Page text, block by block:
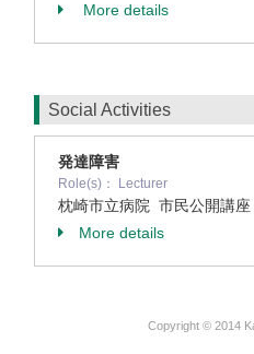
More details
Social Activities
発達障害
Role(s)： Lecturer
枕崎市立病院 市民公開講座
More details
Copyright © 2014